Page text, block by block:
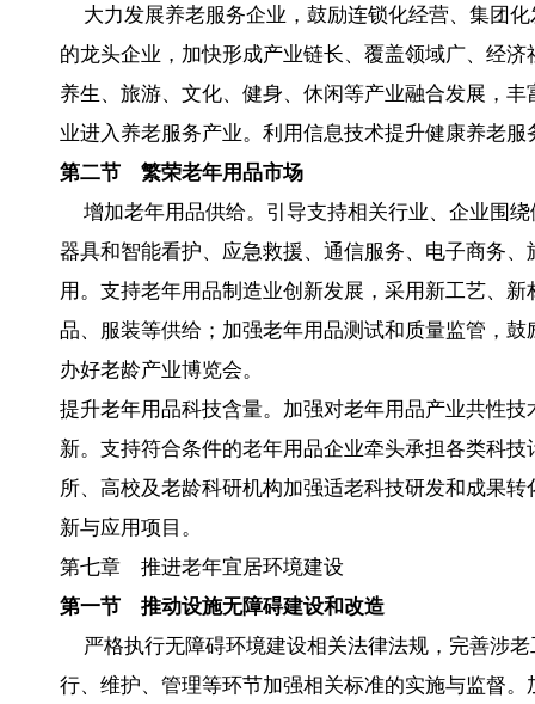
大力发展养老服务企业，鼓励连锁化经营、集团
的龙头企业，加快形成产业链长、覆盖领域广、经
养生、旅游、文化、健身、休闲等产业融合发展，
业进入养老服务产业。利用信息技术提升健康养老服
第二节 繁荣老年用品市场
增加老年用品供给。引导支持相关行业、企业围
器具和智能看护、应急救援、通信服务、电子商务
用。支持老年用品制造业创新发展，采用新工艺、
品、服装等供给；加强老年用品测试和质量监管，
办好老龄产业博览会。
提升老年用品科技含量。加强对老年用品产业共性
新。支持符合条件的老年用品企业牵头承担各类科
所、高校及老龄科研机构加强适老科技研发和成果
新与应用项目。
第七章 推进老年宜居环境建设
第一节 推动设施无障碍建设和改造
严格执行无障碍环境建设相关法律法规，完善涉
行、维护、管理等环节加强相关标准的实施与监督